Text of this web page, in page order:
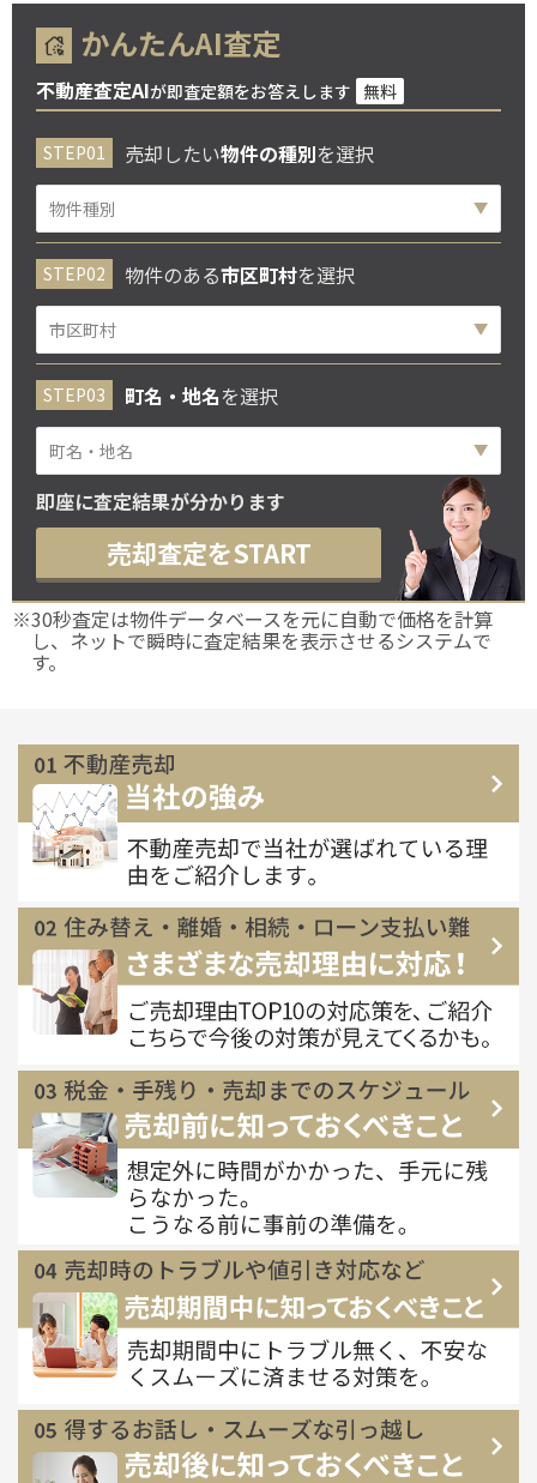
かんたんAI査定
不動産査定AIが即査定額をお答えします 無料
売却したい物件の種別を選択
物件のある市区町村を選択
町名・地名を選択
即座に査定結果が分かります
売却査定をSTART
※30秒査定は物件データベースを元に自動で価格を計算
し、ネットで瞬時に査定結果を表示させるシステムで
す。